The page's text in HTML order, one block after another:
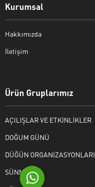
Kurumsal
Hakkımızda
İletişim
Ürün Gruplarımız
AÇILIŞLAR VE ETKİNLİKLER
DOĞUM GÜNÜ
DÜĞÜN ORGANİZASYONLARI
SÜNNET